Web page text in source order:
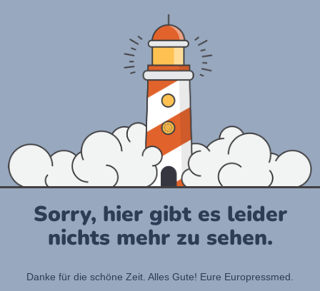
Sorry, hier gibt es leider
nichts mehr zu sehen.
Danke für die schöne Zeit. Alles Gute! Eure Europressmed.